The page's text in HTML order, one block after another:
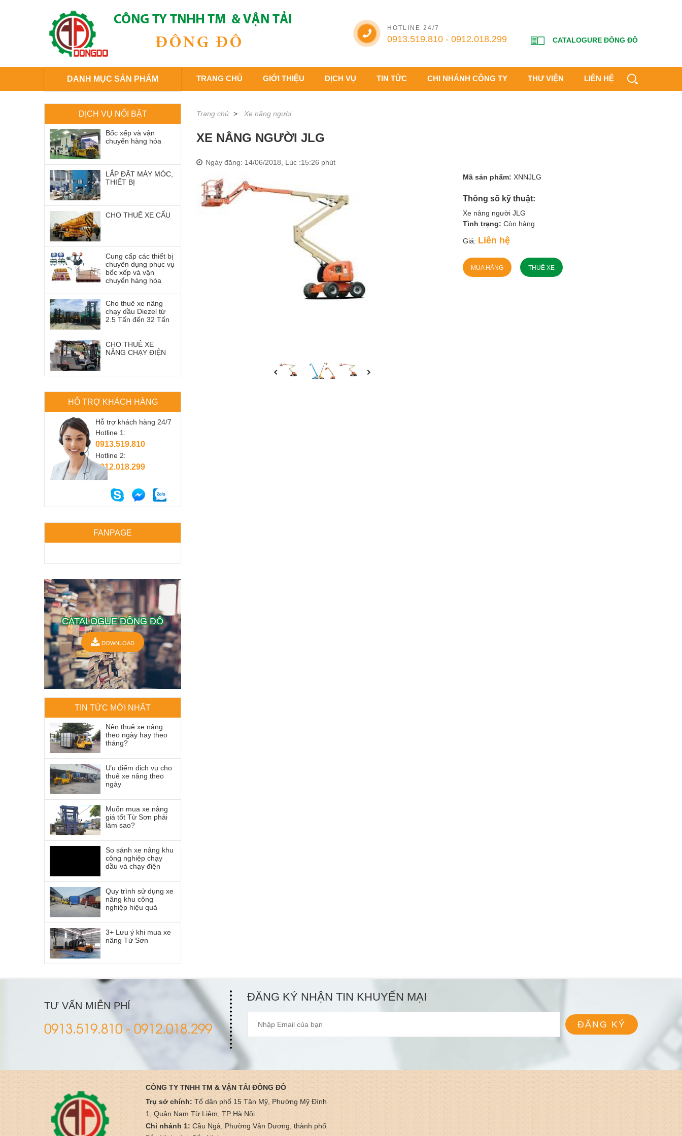
HOTLINE 24/7
0913.519.810 - 0912.018.299
DANH MỤC SẢN PHẨM TRANG CHỦ GIỚI THIỆU DỊCH VỤ TIN TỨC CHI NHÁNH CÔNG TY THƯ VIỆN LIÊN HỆ
CATALOGURE ĐÔNG ĐÔ
DỊCH VỤ NỔI BẬT
Bốc xếp và vận
chuyển hàng hóa
LẮP ĐẶT MÁY MÓC,
THIẾT BỊ
CHO THUÊ XE CẨU
Cung cấp các thiết bị
chuyên dụng phục vụ
bốc xếp và vận
chuyển hàng hóa
Cho thuê xe nâng
chạy dầu Diezel từ
2.5 Tấn đến 32 Tấn
CHO THUÊ XE
NÂNG CHẠY ĐIỆN
HỖ TRỢ KHÁCH HÀNG
Hỗ trợ khách hàng 24/7
Hotline 1:
0913.519.810
Hotline 2:
0912.018.299
FANPAGE
CATALOGUE ĐÔNG ĐÔ
DOWNLOAD
TIN TỨC MỚI NHẤT
Nên thuê xe nâng
theo ngày hay theo
tháng?
Ưu điểm dịch vụ cho
thuê xe nâng theo
ngày
Muốn mua xe nâng
giá tốt Từ Sơn phải
làm sao?
So sánh xe nâng khu
công nghiệp chạy
dầu và chạy điện
Quy trình sử dụng xe
nâng khu công
nghiệp hiệu quả
3+ Lưu ý khi mua xe
nâng Từ Sơn
Trang chủ Xe nâng người
XE NÂNG NGƯỜI JLG
Ngày đăng: 14/06/2018, Lúc :15:26 phút
Mã sản phẩm: XNNJLG
Thông số kỹ thuật:
Xe nâng người JLG
Tình trạng: Còn hàng
Giá: Liên hệ
MUA HÀNG THUÊ XE
TƯ VẤN MIỄN PHÍ
0913.519.810 - 0912.018.299
ĐĂNG KÝ NHẬN TIN KHUYẾN MẠI
ĐĂNG KÝ
CÔNG TY TNHH TM & VẬN TẢI ĐÔNG ĐÔ
Trụ sở chính: Tổ dân phố 15 Tân Mỹ, Phường Mỹ Đình
1, Quận Nam Từ Liêm, TP Hà Nội
Chi nhánh 1: Cầu Ngà, Phường Vân Dương, thành phố